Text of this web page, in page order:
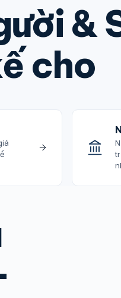
&
cho